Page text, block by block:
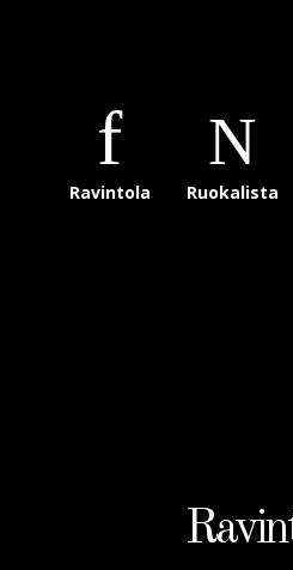
Ravintola Ruokalista